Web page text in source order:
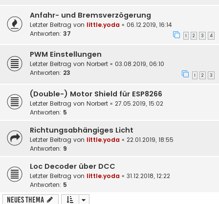
Anfahr- und Bremsverzögerung
Letzter Beitrag von little.yoda « 06.12.2019, 16:14
Antworten: 37 1 2 3 4
PWM Einstellungen
Letzter Beitrag von Norbert « 03.08.2019, 06:10
Antworten: 23 1 2 3
(Double-) Motor Shield für ESP8266
Letzter Beitrag von Norbert « 27.05.2019, 15:02
Antworten: 5
Richtungsabhängiges Licht
Letzter Beitrag von little.yoda « 22.01.2019, 18:55
Antworten: 9
Loc Decoder über DCC
Letzter Beitrag von little.yoda « 31.12.2018, 12:22
Antworten: 5
Neues Thema